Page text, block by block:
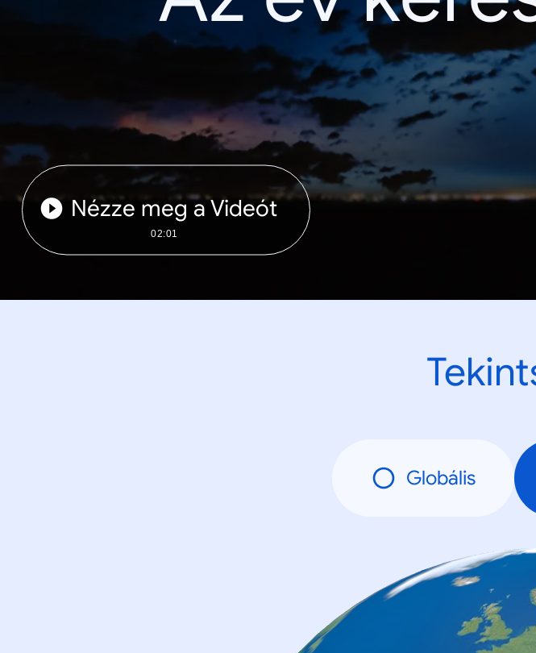
Nézze meg a Videót
02:01
Globális